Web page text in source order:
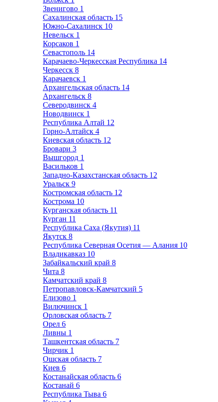
Звенигово 1
Сахалинская область 15
Южно-Сахалинск 10
Невельск 1
Корсаков 1
Севастополь 14
Карачаево-Черкесская Республика 14
Черкесск 8
Карачаевск 1
Архангельская область 14
Архангельск 8
Северодвинск 4
Новодвинск 1
Республика Алтай 12
Горно-Алтайск 4
Киевская область 12
Бровари 3
Вышгород 1
Васильков 1
Западно-Казахстанская область 12
Уральск 9
Костромская область 12
Кострома 10
Курганская область 11
Курган 11
Республика Саха (Якутия) 11
Якутск 8
Республика Северная Осетия — Алания 10
Владикавказ 10
Забайкальский край 8
Чита 8
Камчатский край 8
Петропавловск-Камчатский 5
Елизово 1
Вилючинск 1
Орловская область 7
Орел 6
Ливны 1
Ташкентская область 7
Чирчик 1
Ошская область 7
Киев 6
Костанайская область 6
Костанай 6
Республика Тыва 6